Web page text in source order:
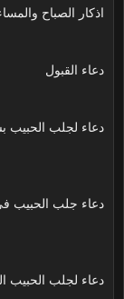
اذكار الصباح
دعاء القبول
دعاء لجلب الحبيب
دعاء جلب الحبيب
دعاء لجلب الحبيب